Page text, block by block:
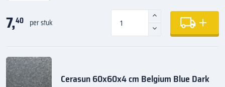
7,40 per stuk
Cerasun 60x60x4 cm Belgium Blue Dark